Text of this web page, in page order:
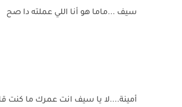
سيف ...ماما هو أنا اللي عملته دا صح
أمينة....لا يا سيف انت عمرك ما كنت